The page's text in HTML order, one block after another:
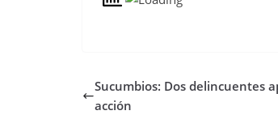
Sucumbios: Dos delincuentes
acción